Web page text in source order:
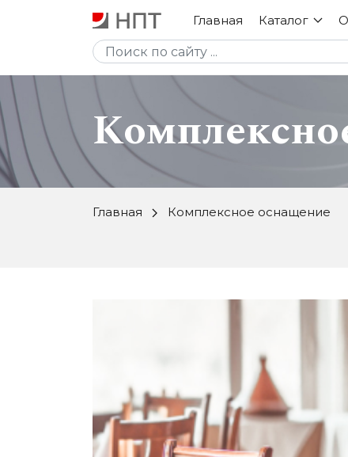
Главная Каталог
Униформа
Комплексное
Главная Комплексное оснащение